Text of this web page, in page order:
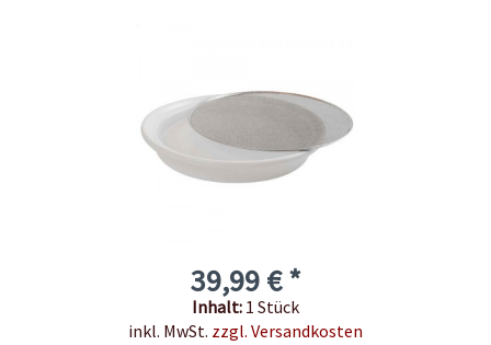
39,99 € *
Inhalt: 1 Stück
inkl. MwSt. zzgl. Versandkosten